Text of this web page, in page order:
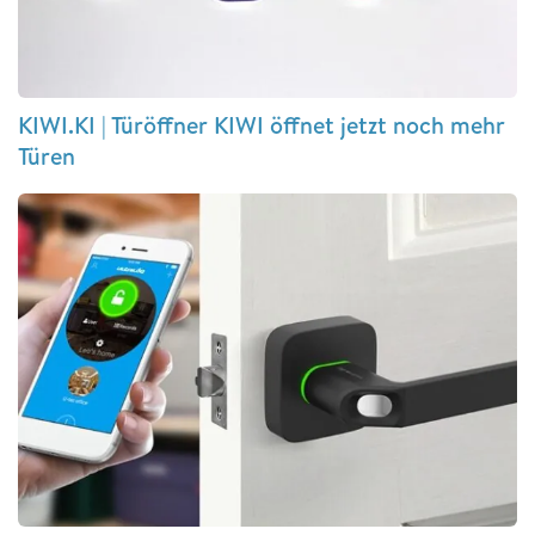
KIWI.KI | Türöffner KIWI öffnet jetzt noch mehr
Türen